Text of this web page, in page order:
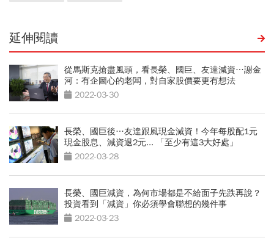
延伸閱讀
從馬斯克搶盡風頭，看長榮、國巨、友達減資…謝金
河：有企圖心的老闆，對自家股價要更有想法
2022-03-30
長榮、國巨後…友達跟風現金減資！今年每股配1元
現金股息、減資退2元... 「至少有這3大好處」
2022-03-28
長榮、國巨減資，為何市場都是不給面子先跌再說？
投資看到「減資」你必須學會聯想的幾件事
2022-03-23